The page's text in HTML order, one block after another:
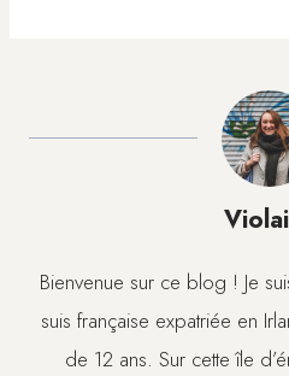
Bienvenue sur ce blog ! Je
suis française expatriée en
de 12 ans. Sur cette île